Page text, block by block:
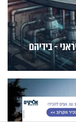
- בידיהם